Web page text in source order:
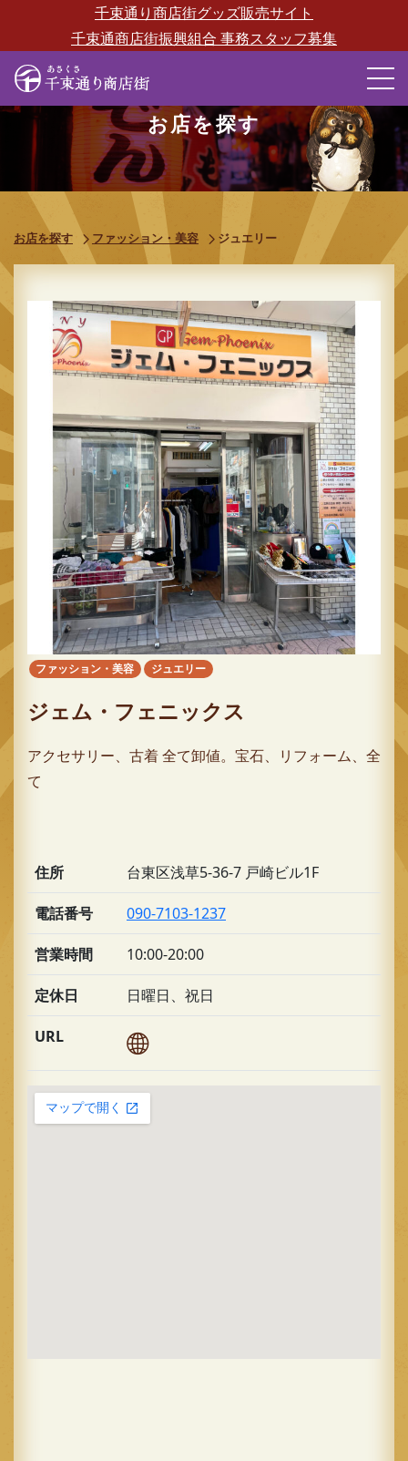
千束通り商店街グッズ販売サイト
千束通商店街振興組合 事務スタッフ募集
お店を探す
お店を探す ファッション・美容 ジュエリー
ファッション・美容 ジュエリー
ジェム・フェニックス
アクセサリー、古着 全て卸値。宝石、リフォーム、全
て
住所 台東区浅草5-36-7 戸崎ビル1F
電話番号 090-7103-1237
営業時間 10:00-20:00
定休日 日曜日、祝日
URL